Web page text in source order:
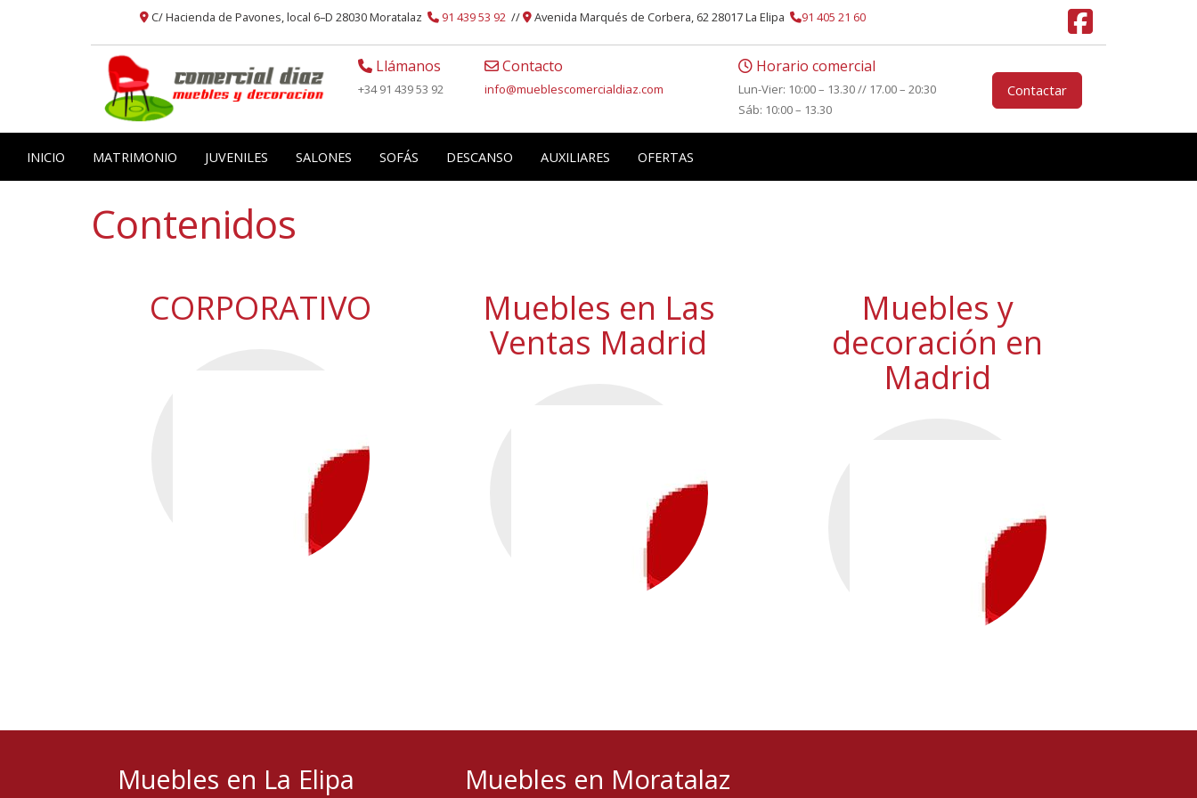
C/ Hacienda de Pavones, local 6–D 28030 Moratalaz 91 439 53 92 // Avenida Marqués de Corbera, 62 28017 La Elipa 91 405 21 60
Llámanos
+34 91 439 53 92
Contacto
info mueblescomercialdiaz.com
Horario comercial
Lun-Vier: 10:00 – 13.30 // 17.00 – 20:30
Sáb: 10:00 – 13.30
Contactar
INICIO MATRIMONIO JUVENILES SALONES SOFÁS DESCANSO AUXILIARES OFERTAS
Contenidos
CORPORATIVO Muebles en Las
Ventas Madrid
Muebles y
decoración en
Madrid
Muebles en La Elipa Muebles en Moratalaz